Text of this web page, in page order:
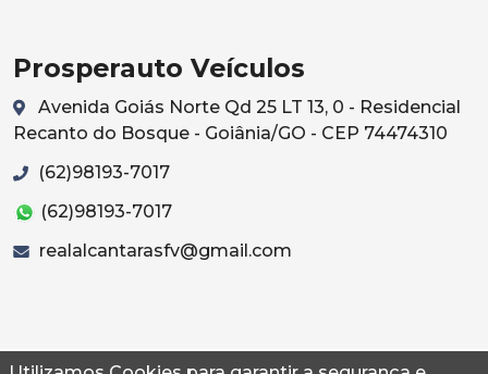
Prosperauto Veículos
Avenida Goiás Norte Qd 25 LT 13, 0 - Residencial
Recanto do Bosque - Goiânia/GO - CEP 74474310
(62)98193-7017
(62)98193-7017
realalcantarasfv@gmail.com